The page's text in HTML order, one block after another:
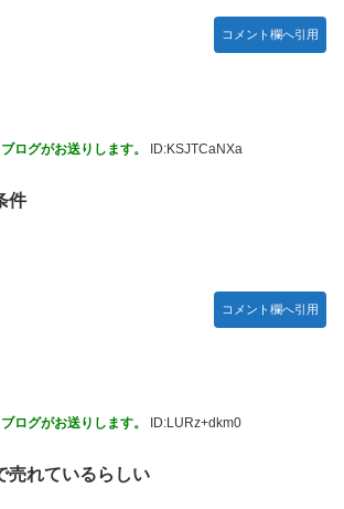
コメント欄へ引用
ログがお送りします。 ID:KSJTCaNXa
件
コメント欄へ引用
ログがお送りします。 ID:LURz+dkm0
売れているらしい